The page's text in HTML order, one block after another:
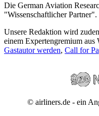
Die German Aviation
"Wissenschaftlicher
Unsere Redaktion wird
einem Expertengremium aus
Gastautor werden, Call for
© airliners.de - ein